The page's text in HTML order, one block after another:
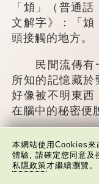
「䪴」（普通
文解字》：「
頭接觸的地方。
民間流傳有一
所知的記憶藏
好像被不明東西
在腦中的秘密便
本網站使用Cookies來
體驗, 請確定您同意及
私隱政策才繼續瀏覽。